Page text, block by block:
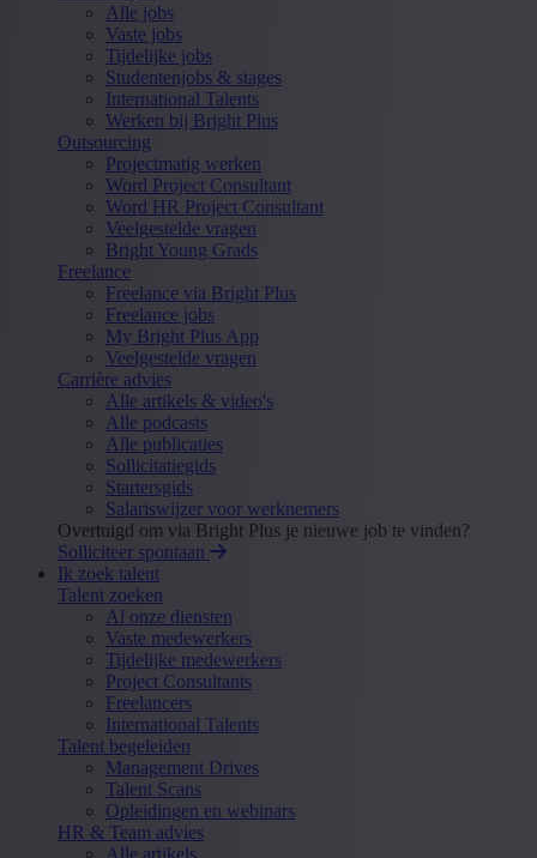
Alle jobs
Vaste jobs
Tijdelijke jobs
Studentenjobs & stages
International Talents
Werken bij Bright Plus
Outsourcing
Projectmatig werken
Word Project Consultant
Word HR Project Consultant
Veelgestelde vragen
Bright Young Grads
Freelance
Freelance via Bright Plus
Freelance jobs
My Bright Plus App
Veelgestelde vragen
Carrière advies
Alle artikels & video's
Alle podcasts
Alle publicaties
Sollicitatiegids
Startersgids
Salariswijzer voor werknemers
Overtuigd om via Bright Plus je nieuwe job te vinden?
Solliciteer spontaan
Ik zoek talent
Talent zoeken
Al onze diensten
Vaste medewerkers
Tijdelijke medewerkers
Project Consultants
Freelancers
International Talents
Talent begeleiden
Management Drives
Talent Scans
Opleidingen en webinars
HR & Team advies
Alle artikels